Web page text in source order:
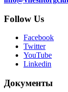
Follow Us
Facebook
Twitter
YouTube
Linkedin
Документы